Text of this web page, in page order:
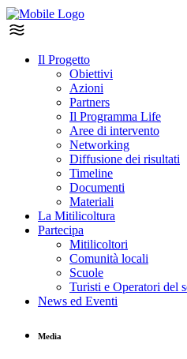
Il Progetto
Obiettivi
Azioni
Partners
Il Programma Life
Aree di intervento
Networking
Diffusione dei risultati
Timeline
Documenti
Materiali
La Mitilicoltura
Partecipa
Mitilicoltori
Comunità locali
Scuole
Turisti e Operatori del
News ed Eventi
Media